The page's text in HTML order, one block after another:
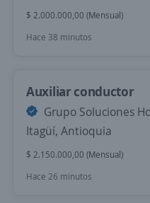
$ 2.000.000,00 (Mensual)
Hace 38 minutos
Auxiliar conductor
Grupo Soluciones
Itagüí, Antioquia
$ 2.150.000,00 (Mensual)
Hace 26 minutos